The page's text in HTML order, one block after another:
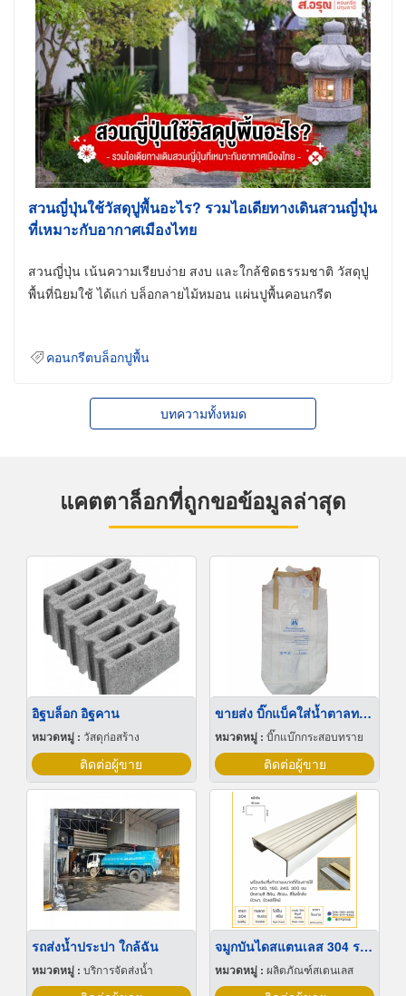
สวนญี่ปุ่นใช้วัสดุปูพื้นอะไร? รวมไอเดียทางเดินสวนญี่ปุ่น
ที่เหมาะกับอากาศเมืองไทย
สวนญี่ปุ่น เน้นความเรียบง่าย สงบ และใกล้ชิดธรรมชาติ วัสดุปู
พื้นที่นิยมใช้ ได้แก่ บล็อกลายไม้หมอน แผ่นปูพื้นคอนกรีต
คอนกรีตบล็อกปูพื้น
บทความทั้งหมด
แคตตาล็อกที่ถูกขอข้อมูลล่าสุด
อิฐบล็อก อิฐคาน
หมวดหมู่ : วัสดุก่อสร้าง
ติดต่อผู้ขาย
ขายส่ง บิ๊กแบ็คใส่น้ำตาลทราย สมุทรปราการ
หมวดหมู่ : บิ๊กแบ๊กกระสอบทราย
ติดต่อผู้ขาย
รถส่งน้ำประปา ใกล้ฉัน
หมวดหมู่ : บริการจัดส่งน้ำ
จมูกบันไดสแตนเลส 304 ราคาโรงงาน
หมวดหมู่ : ผลิตภัณฑ์สเตนเลส